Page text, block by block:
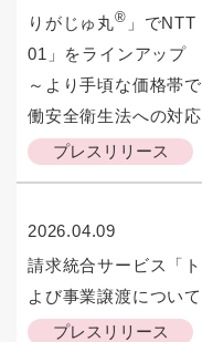
プレスリリース
りがじゅ丸® 」で
01」をラインアップ
～より手頃な価格帯
働安全衛生法への対
2026.04.09
プレスリリース
請求統合サービス「
よび事業譲渡について